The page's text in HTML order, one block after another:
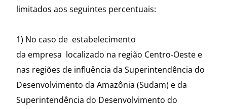
limitados aos seguintes percentuais:
1) No caso de estabelecimento
da empresa localizado na região Centro-Oeste e
nas regiões de influência da Superintendência do
Desenvolvimento da Amazônia (Sudam) e da
Superintendência do Desenvolvimento do